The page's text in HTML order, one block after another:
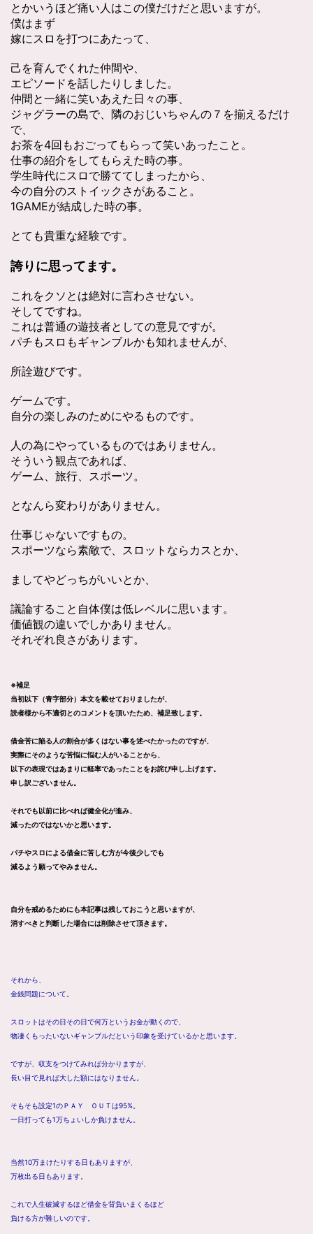
とかいうほど痛い人はこの僕だけだと思いますが。
僕はまず
嫁にスロを打つにあたって、
己を育んでくれた仲間や、
エピソードを話したりしました。
仲間と一緒に笑いあえた日々の事、
ジャグラーの島で、隣のおじいちゃんの７を揃えるだけ
で、
お茶を4回もおごってもらって笑いあったこと。
仕事の紹介をしてもらえた時の事。
学生時代にスロで勝ててしまったから、
今の自分のストイックさがあること。
1GAMEが結成した時の事。
とても貴重な経験です。
誇りに思ってます。
これをクソとは絶対に言わさせない。
そしてですね。
これは普通の遊技者としての意見ですが。
パチもスロもギャンブルかも知れませんが、
所詮遊びです。
ゲームです。
自分の楽しみのためにやるものです。
人の為にやっているものではありません。
そういう観点であれば、
ゲーム、旅行、スポーツ。
となんら変わりがありません。
仕事じゃないですもの。
スポーツなら素敵で、スロットならカスとか、
ましてやどっちがいいとか、
議論すること自体僕は低レベルに思います。
価値観の違いでしかありません。
それぞれ良さがあります。
※補足
当初以下（青字部分）本文を載せておりましたが、
読者様から不適切とのコメントを頂いたため、補足致します。
借金苦に陥る人の割合が多くはない事を述べたかったのですが、
実際にそのような苦悩に悩む人がいることから、
以下の表現ではあまりに軽率であったことをお詫び申し上げます。
申し訳ございません。
それでも以前に比べれば健全化が進み、
減ったのではないかと思います。
パチやスロによる借金に苦しむ方が今後少しでも
減るよう願ってやみません。
自分を戒めるためにも本記事は残しておこうと思いますが、
消すべきと判断した場合には削除させて頂きます。
それから、
金銭問題について。
スロットはその日その日で何万というお金が動くので、
物凄くもったいないギャンブルだという印象を受けているかと思います。
ですが、収支をつけてみれば分かりますが、
長い目で見れば大した額にはなりません。
そもそも設定1のＰＡＹ ＯＵＴは95%。
一日打っても1万ちょいしか負けません。
当然10万まけたりする日もありますが、
万枚出る日もあります。
これで人生破滅するほど借金を背負いまくるほど
負ける方が難しいのです。